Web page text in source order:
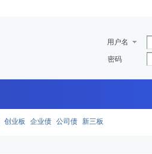
用户名
密码
创业板 企业债 公司债 新三板